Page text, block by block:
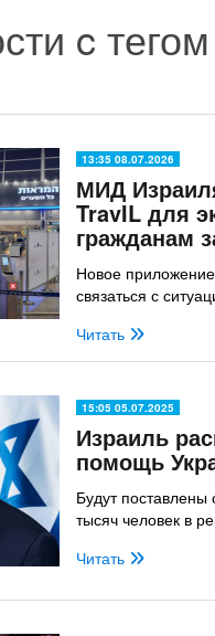
c
13:35 08.07.2026
МИД
TravIL для
гражданам
Новое
связаться с
Читать
15:05 05.07.2025
Израиль
помощь
Будут
тысяч человек в
Читать